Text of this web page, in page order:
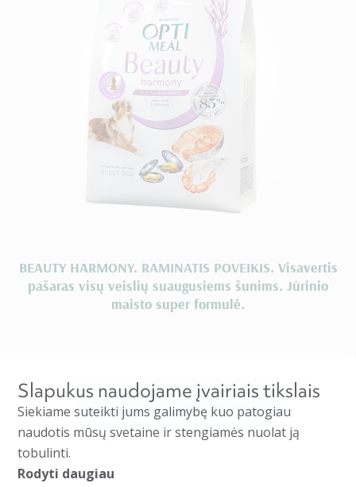
BEAUTY HARMONY. RAMINATIS POVEIKIS. Visavertis
pašaras visų veislių suaugusiems šunims. Jūrinio
maisto super formulė.
Visi produktai skirti šunims
Slapukus naudojame įvairiais tikslais
Siekiame suteikti jums galimybę kuo patogiau
naudotis mūsų svetaine ir stengiamės nuolat ją
tobulinti.
Rodyti daugiau